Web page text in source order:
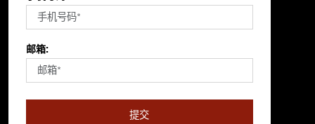
邮箱:
提交